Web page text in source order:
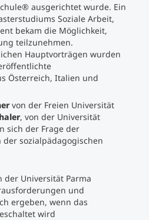
Education Finder
ausgerichtet wurde. Ein
Soziale Arbeit,
bekam die Möglichkeit,
teilzunehmen.
Hauptvorträgen wurden
Österreich, Italien und
von der Freien Universität
, von der Universität
sich der Frage der
sozialpädagogischen
der Universität Parma
und
ergeben, wenn das
wird